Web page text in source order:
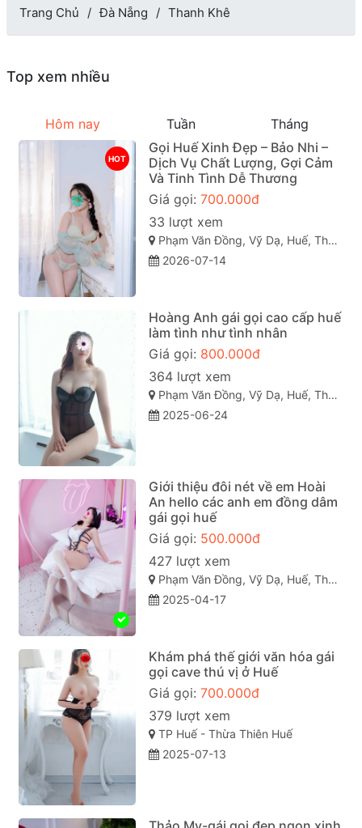
Trang Chủ Đà Nẵng Thanh Khê
Top xem nhiều
Hôm nay Tuần Tháng
HOT
Gọi Huế Xinh Đẹp – Bảo Nhi –
Dịch Vụ Chất Lượng, Gợi Cảm
Và Tinh Tình Dễ Thương
Giá gọi: 700.000đ
33 lượt xem
Phạm Văn Đồng, Vỹ Dạ, Huế, Thừa Thiên Huế
2026-07-14
Hoàng Anh gái gọi cao cấp huế
làm tình như tình nhân
Giá gọi: 800.000đ
364 lượt xem
Phạm Văn Đồng, Vỹ Dạ, Huế, Thừa Thiên Huế
2025-06-24
Giới thiệu đôi nét về em Hoài
An hello các anh em đồng dâm
gái gọi huế
Giá gọi: 500.000đ
427 lượt xem
Phạm Văn Đồng, Vỹ Dạ, Huế, Thừa Thiên Huế
2025-04-17
Khám phá thế giới văn hóa gái
gọi cave thú vị ở Huế
Giá gọi: 700.000đ
379 lượt xem
TP Huế - Thừa Thiên Huế
2025-07-13